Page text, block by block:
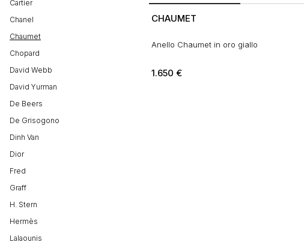
Cartier
Chanel
Chaumet
Chopard
David Webb
David Yurman
De Beers
De Grisogono
Dinh Van
Dior
Fred
Graff
H. Stern
Hermès
Lalaounis
CHAUMET
Anello Chaumet in oro giallo
1.650 €